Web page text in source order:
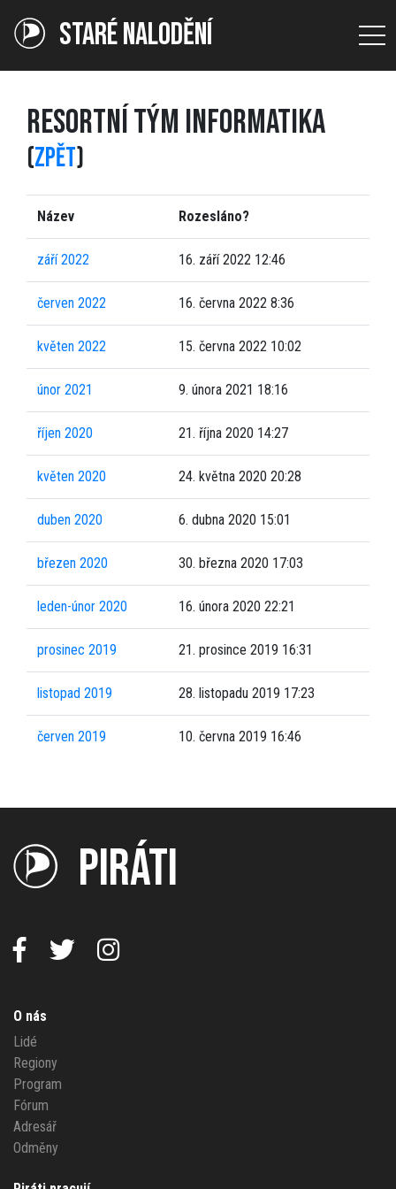
STARÉ NALODĚNÍ
RESORTNÍ TÝM INFORMATIKA
(ZPĚT)
Název Rozesláno?
září 2022 16. září 2022 12:46
červen 2022 16. června 2022 8:36
květen 2022 15. června 2022 10:02
únor 2021 9. února 2021 18:16
říjen 2020 21. října 2020 14:27
květen 2020 24. května 2020 20:28
duben 2020 6. dubna 2020 15:01
březen 2020 30. března 2020 17:03
leden-únor 2020 16. února 2020 22:21
prosinec 2019 21. prosince 2019 16:31
listopad 2019 28. listopadu 2019 17:23
červen 2019 10. června 2019 16:46
PIRÁTI
O nás
Lidé
Regiony
Program
Fórum
Adresář
Odměny